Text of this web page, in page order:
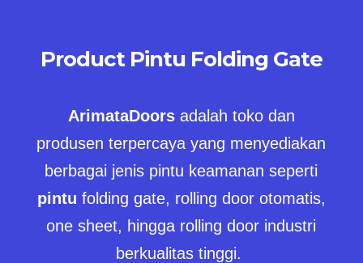
Product Pintu Folding Gate
ArimataDoorsadalah toko dan
produsen terpercaya yang menyediakan
berbagai jenis pintu keamanan seperti
pintu folding gate, rolling door otomatis,
one sheet, hingga rolling door industri
berkualitas tinggi.